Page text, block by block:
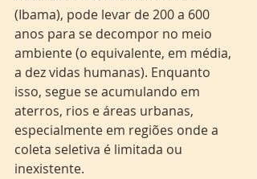
(Ibama), pode levar de 200 a 600
anos para se decompor no meio
ambiente (o equivalente, em média,
a dez vidas humanas). Enquanto
isso, segue se acumulando em
aterros, rios e áreas urbanas,
especialmente em regiões onde a
coleta seletiva é limitada ou
inexistente.